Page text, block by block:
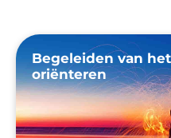
Begeleiden van
oriënteren